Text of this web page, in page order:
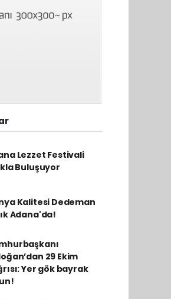
Lezzet Festivali
Buluşuyor
Kalitesi Dedeman
Adana'da!
29 Ekim
Yer gök bayrak